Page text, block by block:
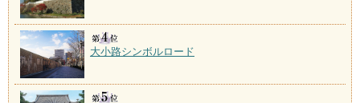
大小路シンボルロード